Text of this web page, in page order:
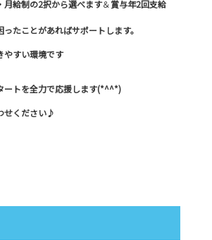
月給制の2択から選べます＆賞与年2回支給
たことがあればサポートします。
やすい環境です
ートを全力で応援します(*^^*)
せください♪